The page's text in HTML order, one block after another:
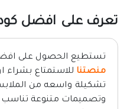
تعرف على افضل كود
تستطيع الحصول على
منصتنا للاستمتاع بشراء
تشكيلة واسعه من
وتصميمات متنوعة تناسب